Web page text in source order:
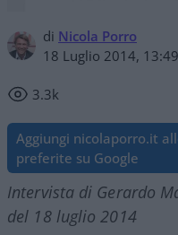
di Nicola Porro
18 Luglio 2014, 13:49
3.3k
Aggiungi nicolaporro.it
preferite su Google
Intervista di Gerardo
del 18 luglio 2014